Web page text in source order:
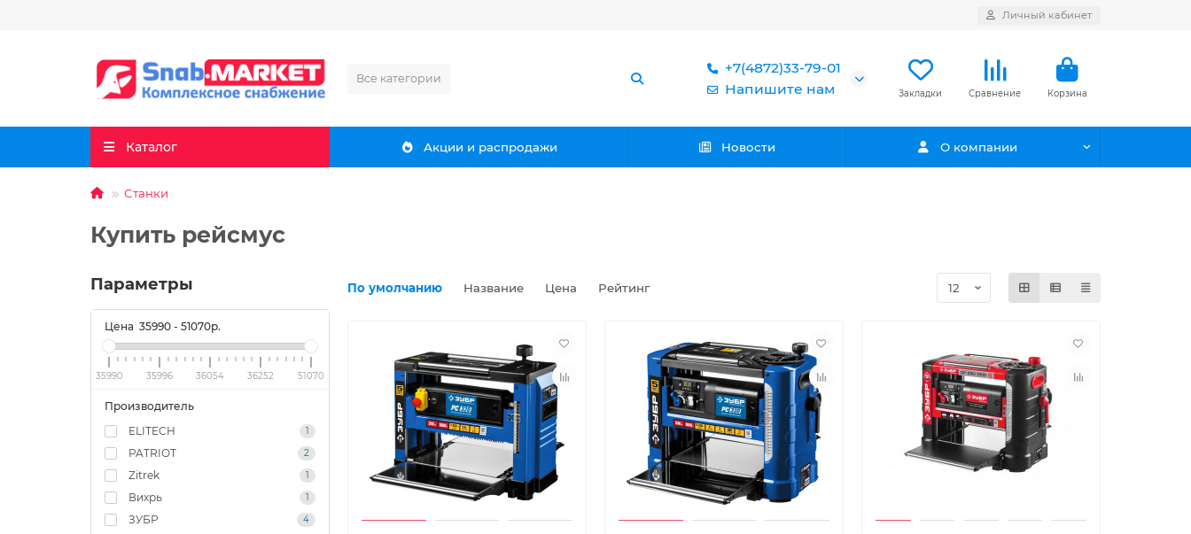
Личный кабинет
Все категории
+7(4872)33-79-01
Напишите нам
Закладки Сравнение Корзина
Каталог Акции и распродажи Новости О компании
Станки
Купить рейсмус
Параметры
Цена 35990 - 51070р.
35990 35996 36054 36252 51070
Производитель
ELITECH
1
PATRIOT 2
Zitrek 1
Вихрь 1
ЗУБР 4
По умолчанию Название Цена Рейтинг